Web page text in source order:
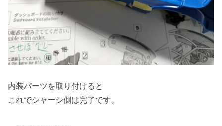
内装パーツを取り付けると
これでシャーシ側は完了です。